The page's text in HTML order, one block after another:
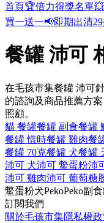
首頁🏆倍力得獎名單
買一送一📢即期出清
餐罐 沛可
在毛孩市集餐罐 沛可
的諮詢及商品推薦方
照顧。
貓 餐罐餐罐 副食餐罐
餐罐 惜時餐罐 雞肉餐
餐罐 70克餐罐 犬餐罐
沛可 犬沛可 鱉蛋粉沛
沛可 雞肉沛可 葡萄糖
鱉蛋粉犬PekoPeko副食
訂閱我們
關於毛孩市集隱私權政